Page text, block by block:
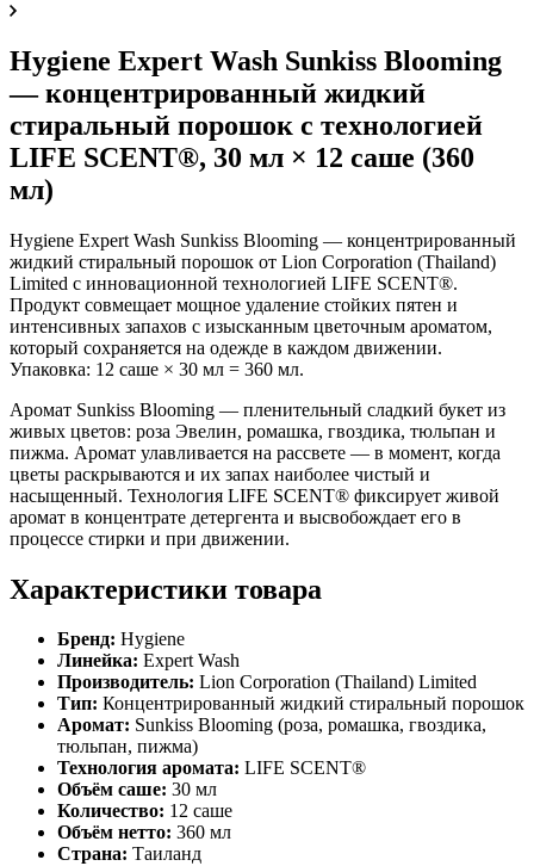
Hygiene Expert Wash Sunkiss Blooming
— концентрированный жидкий
стиральный порошок с технологией
LIFE SCENT®, 30 мл × 12 саше (360
мл)
Hygiene Expert Wash Sunkiss Blooming — концентрированный
жидкий стиральный порошок от Lion Corporation (Thailand)
Limited с инновационной технологией LIFE SCENT®.
Продукт совмещает мощное удаление стойких пятен и
интенсивных запахов с изысканным цветочным ароматом,
который сохраняется на одежде в каждом движении.
Упаковка: 12 саше × 30 мл = 360 мл.
Аромат Sunkiss Blooming — пленительный сладкий букет из
живых цветов: роза Эвелин, ромашка, гвоздика, тюльпан и
пижма. Аромат улавливается на рассвете — в момент, когда
цветы раскрываются и их запах наиболее чистый и
насыщенный. Технология LIFE SCENT® фиксирует живой
аромат в концентрате детергента и высвобождает его в
процессе стирки и при движении.
Характеристики товара
Бренд: Hygiene
Линейка: Expert Wash
Производитель: Lion Corporation (Thailand) Limited
Тип: Концентрированный жидкий стиральный порошок
Аромат: Sunkiss Blooming (роза, ромашка, гвоздика,
тюльпан, пижма)
Технология аромата: LIFE SCENT®
Объём саше: 30 мл
Количество: 12 саше
Объём нетто: 360 мл
Страна: Таиланд